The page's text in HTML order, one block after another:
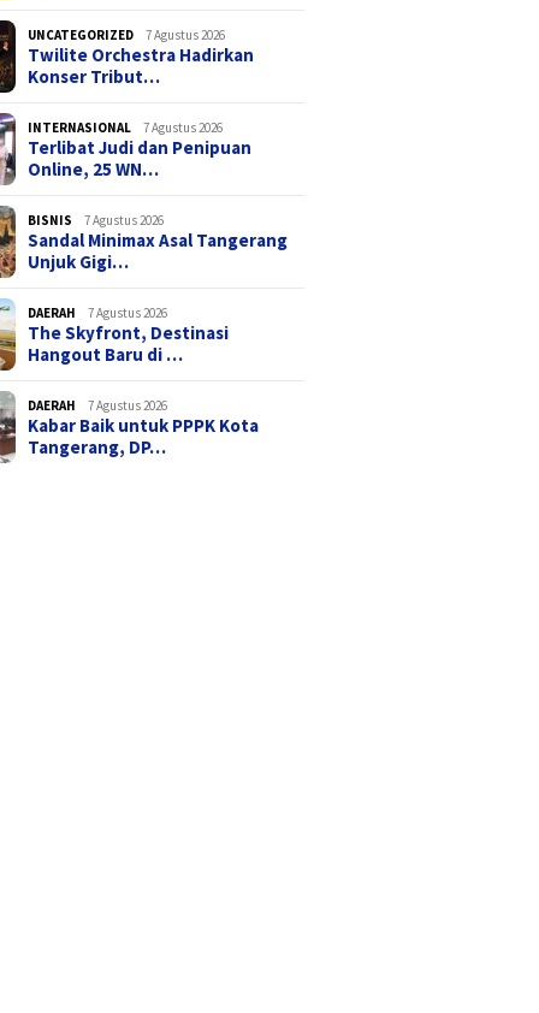
UNCATEGORIZED 7 Agustus 2026
Twilite Orchestra Hadirkan
Konser Tribut…
INTERNASIONAL 7 Agustus 2026
Terlibat Judi dan Penipuan
Online, 25 WN…
BISNIS 7 Agustus 2026
Sandal Minimax Asal Tangerang
Unjuk Gigi…
DAERAH 7 Agustus 2026
The Skyfront, Destinasi
Hangout Baru di …
DAERAH 7 Agustus 2026
Kabar Baik untuk PPPK Kota
Tangerang, DP…